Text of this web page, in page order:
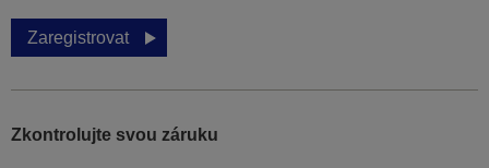
Zaregistrovat
Zkontrolujte svou záruku